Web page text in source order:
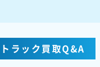
ラック買取Q&A